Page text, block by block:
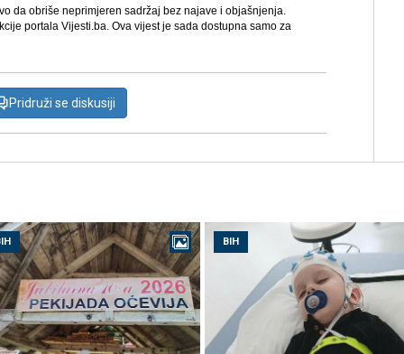
da obriše neprimjeren sadržaj bez najave i objašnjenja.
portala Vijesti.ba. Ova vijest je sada dostupna samo za
Pridruži se diskusiji
BIH